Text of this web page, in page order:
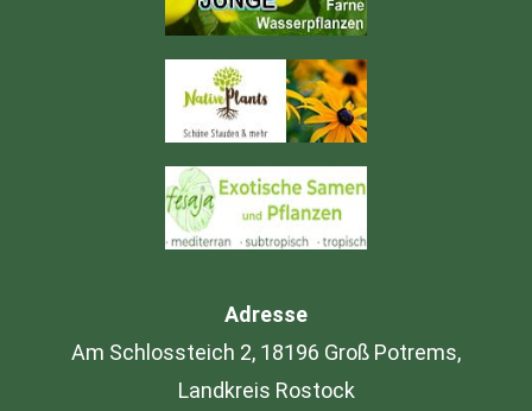
Adresse
Am Schlossteich 2, 18196 Groß Potrems,
Landkreis Rostock